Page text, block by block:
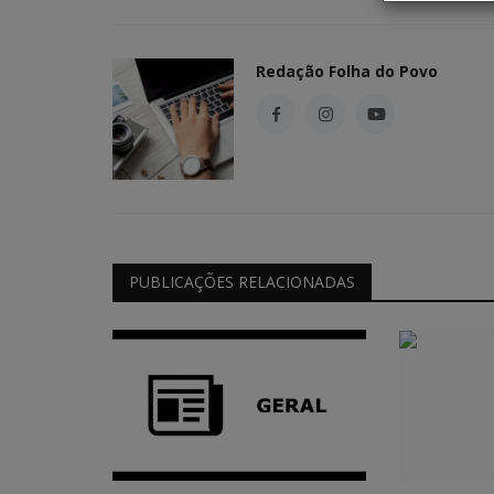
Redação Folha do Povo
PUBLICAÇÕES RELACIONADAS
Pinheirense na semifinal da
do Paraopeba
Redação Folha do Povo Jul 18, 2026
Equipe de Itatiaiuçu venceu o Independência
segue na disputa pelo título...